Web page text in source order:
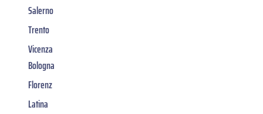
Salerno
Trento
Vicenza
Bologna
Florenz
Latina